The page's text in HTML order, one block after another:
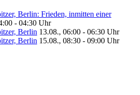
Berlin: Frieden, inmitten einer
- 04:30 Uhr
Berlin 13.08., 06:00 - 06:30 Uhr
Berlin 15.08., 08:30 - 09:00 Uhr